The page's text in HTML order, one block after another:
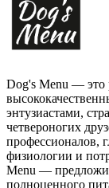
Dog's Menu — это
энтузиастами,
четвероногих
профессионалов,
физиологии и
Menu —
полноценного